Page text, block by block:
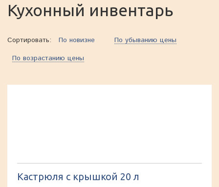
Кухонный инвентарь
Сортировать: По новизне
По убыванию цены
По возрастанию цены
Кастрюля с крышкой 20 л